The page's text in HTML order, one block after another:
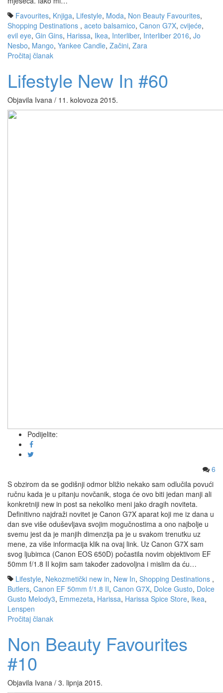
Favourites, Knjiga, Lifestyle, Moda, Non Beauty Favourites,
Shopping Destinations , aceto balsamico, Canon G7X, cvijeće,
evil eye, Gin Gins, Harissa, Ikea, Interliber, Interliber 2016, Jo
Nesbo, Mango, Yankee Candle, Začini, Zara
Pročitaj članak
Lifestyle New In #60
Objavila Ivana / 11. kolovoza 2015.
Podijelite:
6
S obzirom da se godišnji odmor bližio nekako sam odlučila povući
ručnu kada je u pitanju novčanik, stoga će ovo biti jedan manji ali
konkretniji new in post sa nekoliko meni jako dragih noviteta.
Definitivno najdraži novitet je Canon G7X aparat koji me iz dana u
dan sve više oduševljava svojim mogučnostima a ono najbolje u
svemu jest da je manjih dimenzija pa je u svakom trenutku uz
mene, za više informacija klik na ovaj link. Uz Canon G7X sam
svog ljubimca (Canon EOS 650D) počastila novim objektivom EF
50mm f/1.8 II kojim sam također zadovoljna i mislim da ću…
Lifestyle, Nekozmetički new in, New In, Shopping Destinations ,
Butlers, Canon EF 50mm f/1.8 II, Canon G7X, Dolce Gusto, Dolce
Gusto Melody3, Emmezeta, Harissa, Harissa Spice Store, Ikea,
Lenspen
Pročitaj članak
Non Beauty Favourites
#10
Objavila Ivana / 3. lipnja 2015.